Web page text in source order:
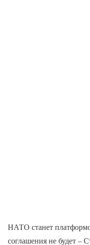
НАТО станет
соглашения не будет –